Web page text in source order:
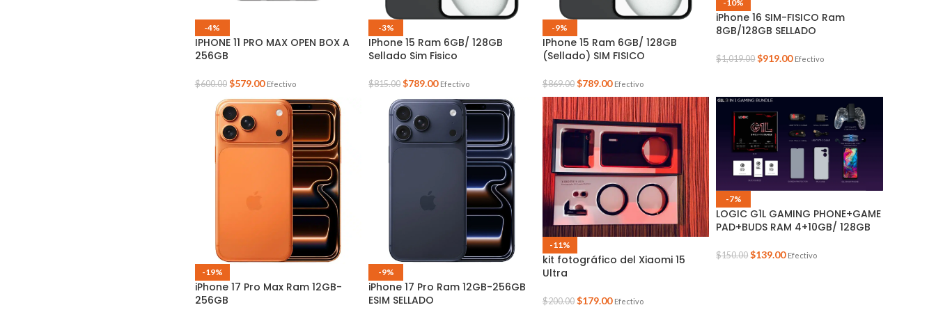
-4%
IPHONE 11 PRO MAX OPEN BOX A
256GB
$600.00 $579.00 Efectivo
-3%
IPhone 15 Ram 6GB/ 128GB
Sellado Sim Fisico
$815.00 $789.00 Efectivo
-9%
IPhone 15 Ram 6GB/ 128GB
(Sellado) SIM FISICO
$869.00 $789.00 Efectivo
-10%
iPhone 16 SIM-FISICO Ram
8GB/128GB SELLADO
$1,019.00 $919.00 Efectivo
-19%
iPhone 17 Pro Max Ram 12GB-
256GB
-9%
iPhone 17 Pro Ram 12GB-256GB
ESIM SELLADO
-11%
kit fotográfico del Xiaomi 15
Ultra
$200.00 $179.00 Efectivo
-7%
LOGIC G1L GAMING PHONE+GAME
PAD+BUDS RAM 4+10GB/ 128GB
$150.00 $139.00 Efectivo